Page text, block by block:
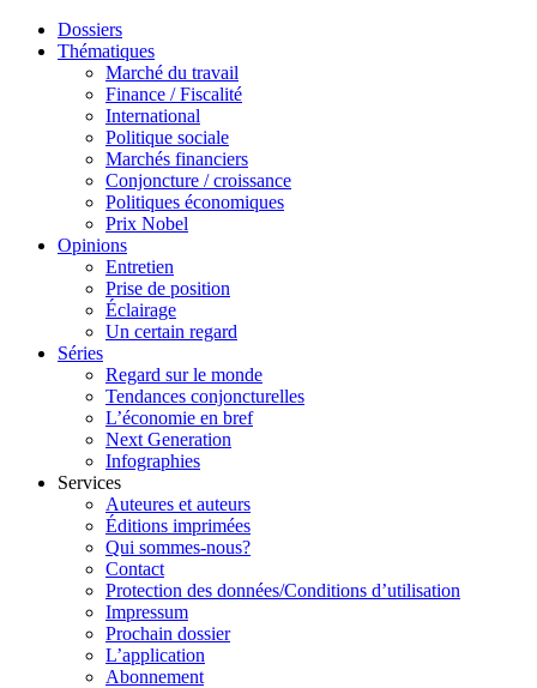
Dossiers
Thématiques
Marché du travail
Finance / Fiscalité
International
Politique sociale
Marchés financiers
Conjoncture / croissance
Politiques économiques
Prix Nobel
Opinions
Entretien
Prise de position
Éclairage
Un certain regard
Séries
Regard sur le monde
Tendances conjoncturelles
L’économie en bref
Next Generation
Infographies
Services
Auteures et auteurs
Éditions imprimées
Qui sommes-nous?
Contact
Protection des données/Conditions d’utilisation
Impressum
Prochain dossier
L’application
Abonnement